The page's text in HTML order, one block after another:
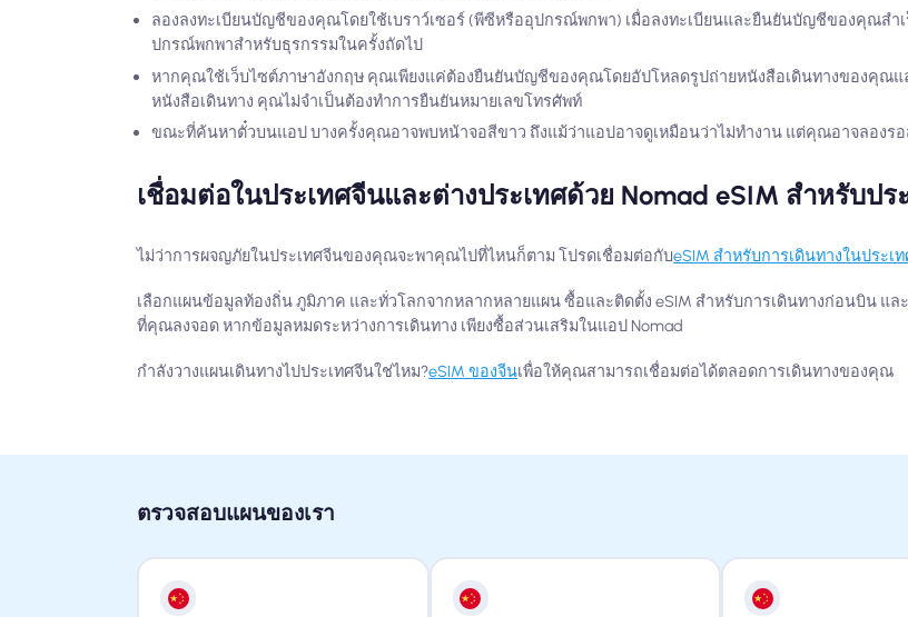
ลองลงทะเบียนบัญชีของคุณโดยใช้เบราว์เซอร์ (พีซีหรืออุปกรณ์พกพา) เมื่อลงทะเบียนและยืนยันบัญชีของคุณสำ
ปกรณ์พกพาสำหรับธุรกรรมในครั้งถัดไป
หากคุณใช้เว็บไซต์ภาษาอังกฤษ คุณเพียงแค่ต้องยืนยันบัญชีของคุณโดยอัปโหลดรูปถ่ายหนังสือเดินทางของคุณ
หนังสือเดินทาง คุณไม่จำเป็นต้องทำการยืนยันหมายเลขโทรศัพท์
ขณะที่ค้นหาตั๋วบนแอป บางครั้งคุณอาจพบหน้าจอสีขาว ถึงแม้ว่าแอปอาจดูเหมือนว่าไม่ทำงาน แต่คุณอาจลองร
เชื่อมต่อในประเทศจีนและต่างประเทศด้วย Nomad eSIM สำหรับปร
ไม่ว่าการผจญภัยในประเทศจีนของคุณจะพาคุณไปที่ไหนก็ตาม โปรดเชื่อมต่อกับeSIM สำหรับการเดินทางในประเ
เลือกแผนข้อมูลท้องถิ่น ภูมิภาค และทั่วโลกจากหลากหลายแผน ซื้อและติดตั้ง eSIM สำหรับการเดินทางก่อนบิน แ
ที่คุณลงจอด หากข้อมูลหมดระหว่างการเดินทาง เพียงซื้อส่วนเสริมในแอป Nomad
กำลังวางแผนเดินทางไปประเทศจีนใช่ไหม?eSIM ของจีนเพื่อให้คุณสามารถเชื่อมต่อได้ตลอดการเดินทางของคุณ
ตรวจสอบแผนของเรา